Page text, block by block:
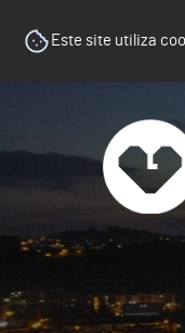
Este site utiliza